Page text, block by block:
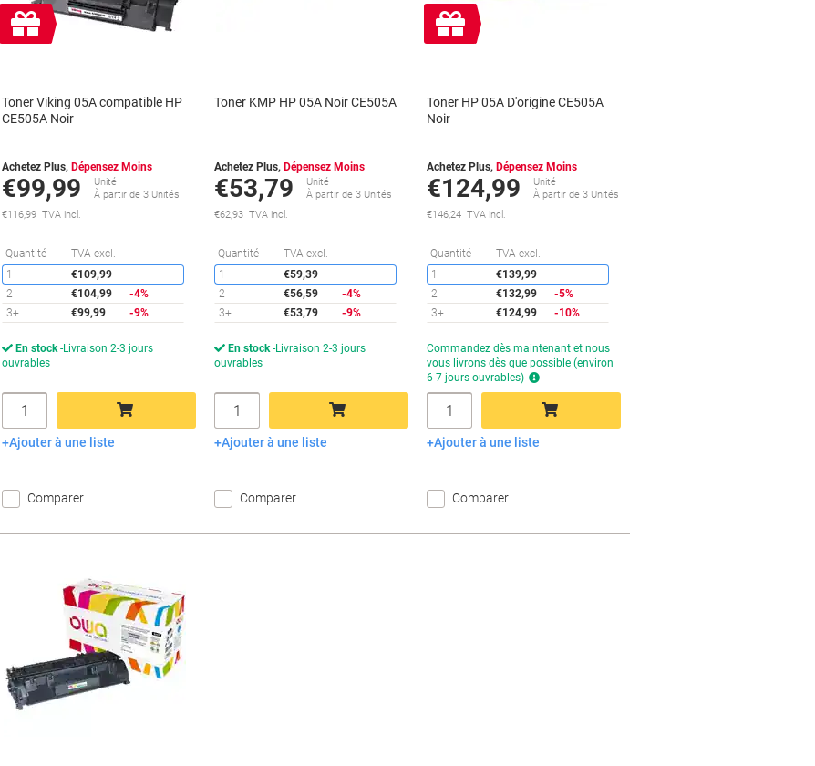
Cadeau
gratuit
Toner Viking 05A compatible HP
CE505A Noir
Achetez Plus, Dépensez Moins
€99,99
Unité
À partir de 3 Unités
€116,99 TVA incl.
Quantité TVA excl.
Économies
1
€109,99
2
€104,99
-4%
3+
€99,99 -9%
En stock Livraison 2-3 jours
ouvrables
Quantité
Ajouter au panier
Ajouter à une liste
Comparer
Toner KMP HP 05A Noir CE505A
Achetez Plus, Dépensez Moins
€53,79
Unité
À partir de 3 Unités
€62,93 TVA incl.
Quantité TVA excl.
Économies
1
€59,39
2
€56,59
-4%
3+
€53,79 -9%
En stock Livraison 2-3 jours
ouvrables
Quantité
Ajouter au panier
Ajouter à une liste
Comparer
Cadeau
gratuit
Toner HP 05A D'origine CE505A
Noir
Achetez Plus, Dépensez Moins
€124,99
Unité
À partir de 3 Unités
€146,24 TVA incl.
Quantité TVA excl.
1
€139,99
2
€132,99
-5%
3+
€124,99 -10%
Temporairement
en
rupture
de
stock
Commandez dès maintenant et nous
vous livrons dès que possible (environ
6-7 jours ouvrables)
Quantité
Ajouter au panier
Ajouter à une liste
Comparer